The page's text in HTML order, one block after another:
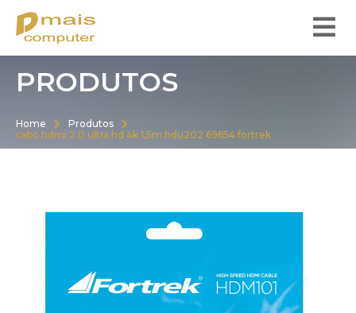
PRODUTOS
Home
Produtos
cabo hdmi 2.0 ultra hd 4k 1,5m hdu202 69654 fortrek